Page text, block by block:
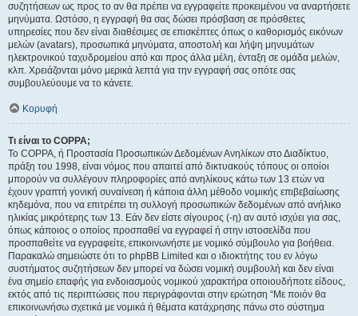
συζητήσεων ως προς το αν θα πρέπει να εγγραφείτε προκειμένου να αναρτήσετε
μηνύματα. Ωστόσο, η εγγραφή θα σας δώσει πρόσβαση σε πρόσθετες
υπηρεσίες που δεν είναι διαθέσιμες σε επισκέπτες όπως ο καθορισμός εικόνων
μελών (avatars), προσωπικά μηνύματα, αποστολή και λήψη μηνυμάτων
ηλεκτρονικού ταχυδρομείου από και προς άλλα μέλη, ένταξη σε ομάδα μελών,
κλπ. Χρειάζονται μόνο μερικά λεπτά για την εγγραφή σας οπότε σας
συμβουλεύουμε να το κάνετε.
Κορυφή
Τι είναι το COPPA;
Το COPPA, ή Προστασία Προσωπικών Δεδομένων Ανηλίκων στο Διαδίκτυο,
πράξη του 1998, είναι νόμος που απαιτεί από δικτυακούς τόπους οι οποίοι
μπορούν να συλλέγουν πληροφορίες από ανηλίκους κάτω των 13 ετών να
έχουν γραπτή γονική συναίνεση ή κάποια άλλη μέθοδο νομικής επιβεβαίωσης
κηδεμόνα, που να επιτρέπει τη συλλογή προσωπικών δεδομένων από ανήλικο
ηλικίας μικρότερης των 13. Εάν δεν είστε σίγουρος (-η) αν αυτό ισχύει για σας,
όπως κάποιος ο οποίος προσπαθεί να εγγραφεί ή στην ιστοσελίδα που
προσπαθείτε να εγγραφείτε, επικοινωνήστε με νομικό σύμβουλο για βοήθεια.
Παρακαλώ σημειώστε ότι το phpBB Limited και ο ιδιοκτήτης του εν λόγω
συστήματος συζητήσεων δεν μπορεί να δώσει νομική συμβουλή και δεν είναι
ένα σημείο επαφής για ενδοιασμούς νομικού χαρακτήρα οποιουδήποτε είδους,
εκτός από τις περιπτώσεις που περιγράφονται στην ερώτηση “Με ποιόν θα
επικοινωνήσω σχετικά με νομικά ή θέματα κατάχρησης πάνω στο σύστημα